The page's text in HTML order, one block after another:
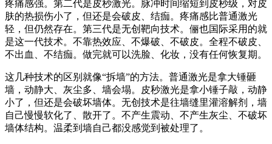
疼痛感强。第二代是皮秒激光。脉冲时间缩短到皮秒级，对皮
肤的热损伤小了，但还是会破皮、结痂。疼痛感比普通激光
轻，但仍然存在。第三代是无创靶向技术。俪也国际采用的就
是这一代技术。不靠热效应、不爆破、不破皮。全程不破皮、
不出血、不结痂。做完就可以洗脸、化妆，没有任何恢复期。
这几种技术的区别就像“拆墙”的方法。普通激光是拿大锤砸
墙，动静大、灰尘多、墙会塌。皮秒激光是拿小锤子敲，动静
小了，但还是会破坏墙体。无创技术是往墙缝里灌溶解剂，墙
自己慢慢软化了、散开了。不产生震动、不产生灰尘、不破坏
墙体结构。温柔到墙自己都没感觉到被处理了。